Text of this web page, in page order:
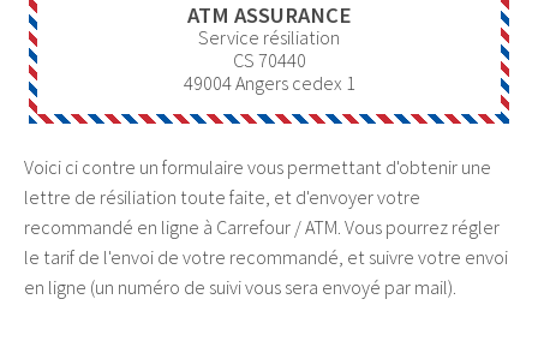
ATM ASSURANCE
Service résiliation
CS 70440
49004Angers cedex 1
Voici ci contre un formulaire vous permettant d'obtenir une
lettre de résiliation toute faite, et d'envoyer votre
recommandé en ligne à Carrefour / ATM. Vous pourrez régler
le tarif de l'envoi de votre recommandé, et suivre votre envoi
en ligne (un numéro de suivi vous sera envoyé par mail).